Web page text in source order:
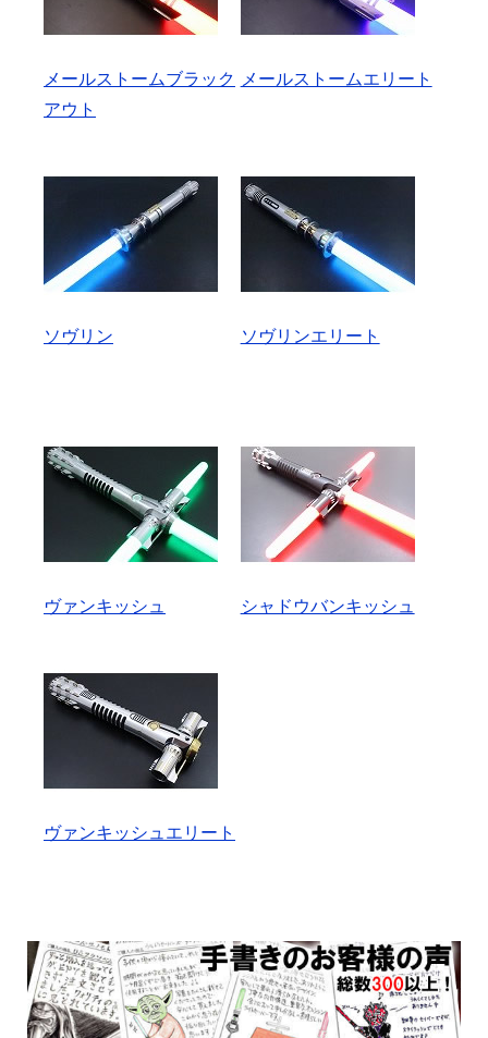
メールストームブラック
アウト
メールストームエリート
ソヴリン ソヴリンエリート
ヴァンキッシュ シャドウバンキッシュ
ヴァンキッシュエリート